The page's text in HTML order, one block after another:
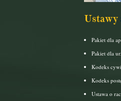
Ustawy
Pakiet dla
Pakiet dla
Kodeks
Kodeks
Ustawa o